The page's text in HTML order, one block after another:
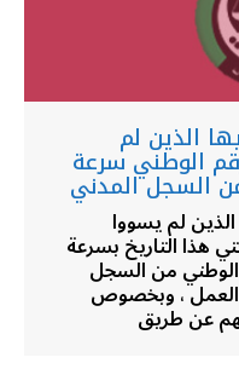
الذين لم
الوطني سرعة
السجل المدني
لم يسووا
هذا التاريخ بسرعة
من السجل
العمل ، وبخصوص
عن طريق